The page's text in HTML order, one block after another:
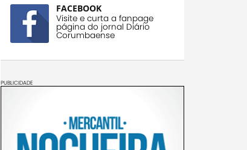
FACEBOOK
Visite e curta a fanpage
página do jornal Diário
Corumbaense
PUBLICIDADE